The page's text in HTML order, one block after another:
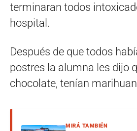
terminaran todos
hospital.
Después de que todos
postres la alumna les dijo
chocolate, tenían
MIRÁ TAMBIÉN